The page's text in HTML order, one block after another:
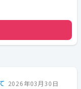
2026年03月30日